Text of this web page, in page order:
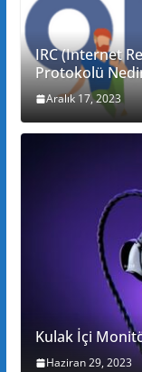
IRC (Internet
Protokolü
Aralık 17, 2023
Kulak İçi
Haziran 29, 2023